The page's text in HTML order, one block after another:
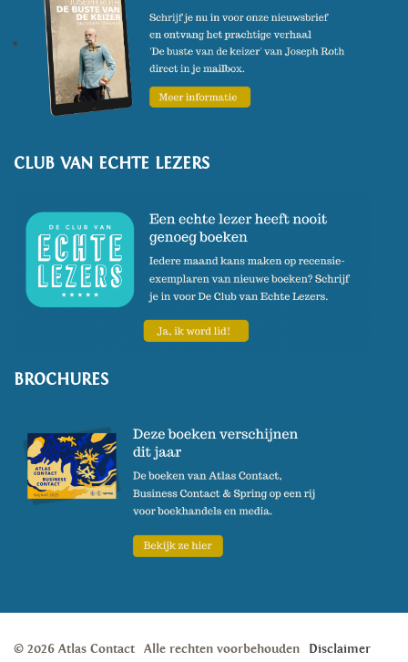
CLUB VAN ECHTE LEZERS
BROCHURES
© 2026 Atlas Contact Alle rechten voorbehouden Disclaimer